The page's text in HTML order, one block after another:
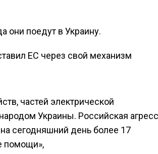
они поедут в Украину.
ЕС через свой механизм
частей электрической
Украины. Российская
сегодняшний день более 17
помощи»,